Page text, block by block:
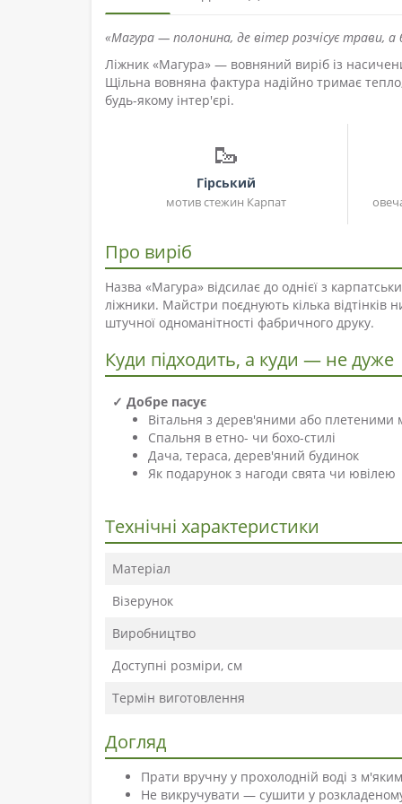
«Магура — полонина, де вітер розчісує трави,
Ліжник «Магура» — вовняний виріб із
Щільна вовняна фактура надійно тримає
будь-якому інтер'єрі.
🥾
Гірський
мотив стежин Карпат
Про виріб
Назва «Магура» відсилає до однієї з
ліжники. Майстри поєднують кілька відтінків
штучної одноманітності фабричного друку.
Куди підходить, а куди — не дуже
✓ Добре пасує
Вітальня з дерев'яними або плетеними
Спальня в етно- чи бохо-стилі
Дача, тераса, дерев'яний будинок
Як подарунок з нагоди свята чи ювілею
Технічні характеристики
Матеріал
Візерунок
Виробництво
Доступні розміри, см
Термін виготовлення
Догляд
Прати вручну у прохолодній воді з
Не викручувати — сушити у